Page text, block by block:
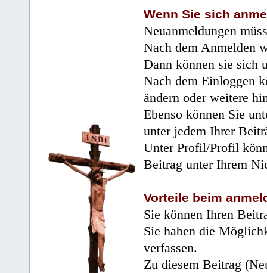
Wenn Sie sich
Neuanmeldungen
Nach dem Anmelden
Dann können sie sich
Nach dem Einloggen
ändern oder weitere
Ebenso können Sie
unter jedem Ihrer
Unter Profil/Profil
Beitrag unter Ihrem
Vorteile beim
Sie können Ihren
Sie haben die
verfassen.
Zu diesem Beitrag